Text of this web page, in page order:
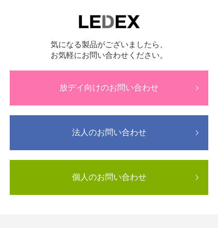
気になる製品がございましたら、
お気軽にお問い合わせください。
放デイ向けのお問い合わせ
法人のお問い合わせ
個人のお問い合わせ